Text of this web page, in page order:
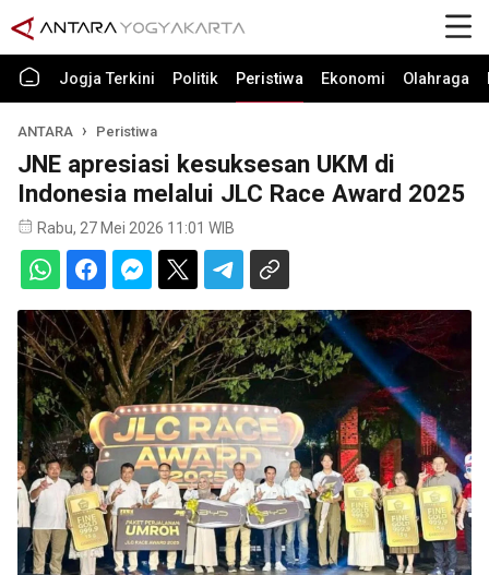
Jogja Terkini Politik Peristiwa Ekonomi Olahraga
ANTARA Peristiwa
JNE apresiasi kesuksesan UKM di
Indonesia melalui JLC Race Award 2025
Rabu, 27 Mei 2026 11:01 WIB